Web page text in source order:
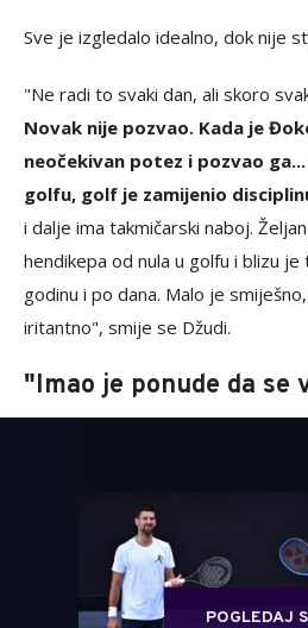
Sve je izgledalo idealno, dok nije
"Ne radi to svaki dan, ali skoro
Novak nije pozvao. Kada je
neočekivan potez i pozvao
golfu, golf je zamijenio
i dalje ima takmičarski naboj.
hendikepa od nula u golfu i blizu
godinu i po dana. Malo je
iritantno", smije se Džudi.
"Imao je ponude da se
POGLEDAJ